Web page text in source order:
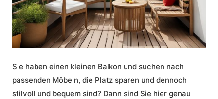
Sie haben einen kleinen Balkon und suchen nach
passenden Möbeln, die Platz sparen und dennoch
stilvoll und bequem sind? Dann sind Sie hier genau